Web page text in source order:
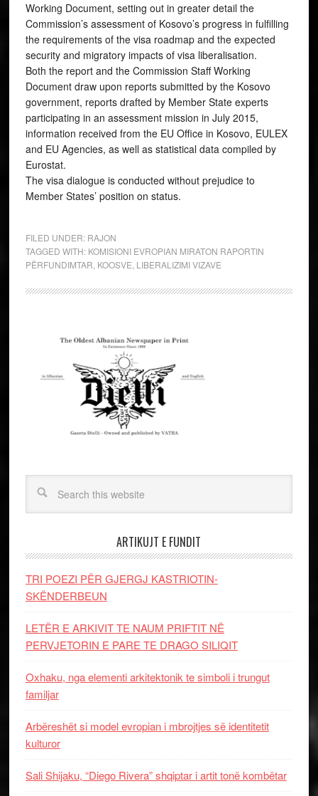
Working Document, setting out in greater detail the
Commission’s assessment of Kosovo’s progress in fulfilling
the requirements of the visa roadmap and the expected
security and migratory impacts of visa liberalisation.
Both the report and the Commission Staff Working
Document draw upon reports submitted by the Kosovo
government, reports drafted by Member State experts
participating in an assessment mission in July 2015,
information received from the EU Office in Kosovo, EULEX
and EU Agencies, as well as statistical data compiled by
Eurostat.
The visa dialogue is conducted without prejudice to
Member States’ position on status.
FILED UNDER: RAJON
TAGGED WITH: KOMISIONI EVROPIAN MIRATON RAPORTIN
PËRFUNDIMTAR KOOSVE LIBERALIZIMI VIZAVE
ARTIKUJT E FUNDIT
TRI POEZI PËR GJERGJ KASTRIOTIN-
SKËNDERBEUN
LETËR E ARKIVIT TE NAUM PRIFTIT NË
PERVJETORIN E PARE TE DRAGO SILIQIT
Oxhaku, nga elementi arkitektonik te simboli i trungut
familjar
Arbëreshët si model evropian i mbrojtjes së identitetit
kulturor
Sali Shijaku, “Diego Rivera” shqiptar i artit tonë kombëtar